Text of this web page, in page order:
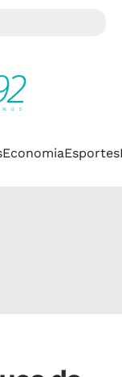
EconomiaEsportes